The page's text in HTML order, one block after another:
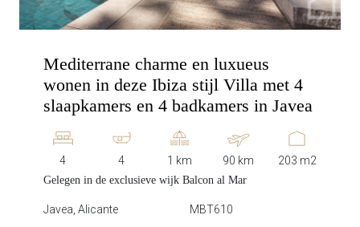
Mediterrane charme en luxueus
wonen in deze Ibiza stijl Villa met 4
slaapkamers en 4 badkamers in Javea
4 4 1 km 90 km 203 m2
Gelegen in de exclusieve wijk Balcon al Mar
Javea, Alicante MBT610